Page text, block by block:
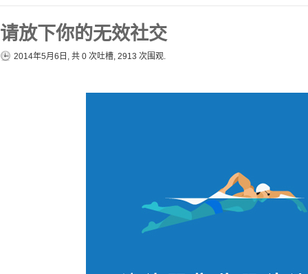
请放下你的无效社交
2014年5月6日, 共 0 次吐槽, 2913 次围观.